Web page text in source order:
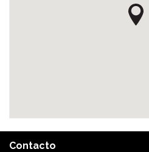
Contacto